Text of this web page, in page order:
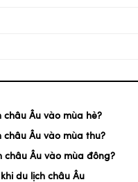
châu Âu vào mùa hè?
châu Âu vào mùa thu?
châu Âu vào mùa đông?
du lịch châu Âu